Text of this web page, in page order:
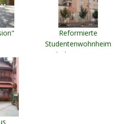
Reformierte
Studentenwohnheim
Odorheiu Secuiesc